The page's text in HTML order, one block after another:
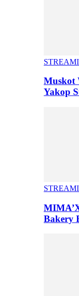
Muskot
Yakop
Bakery